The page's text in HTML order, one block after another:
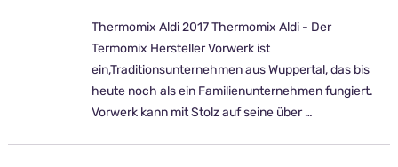
Thermomix Aldi 2017 Thermomix Aldi - Der
Termomix Hersteller Vorwerk ist
ein,Traditionsunternehmen aus Wuppertal, das bis
heute noch als ein Familienunternehmen fungiert.
Vorwerk kann mit Stolz auf seine über …